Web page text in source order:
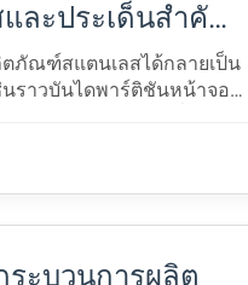
ละประเด็นสําคัญ
ภัณฑ์สแตนเลสได้กลายเป็น
ราวบันไดพาร์ติชันหน้าจอ
ะบวนการผลิต